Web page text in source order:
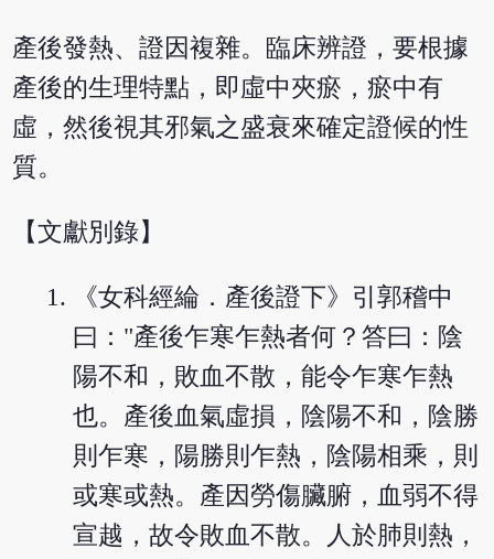
產後發熱、證因複雜。臨床辨證，要根據
產後的生理特點，即虛中夾瘀，瘀中有
虛，然後視其邪氣之盛衰來確定證候的性
質。
【文獻別錄】
《女科經綸．產後證下》引郭稽中
曰："產後乍寒乍熱者何？答曰：陰
陽不和，敗血不散，能令乍寒乍熱
也。產後血氣虛損，陰陽不和，陰勝
則乍寒，陽勝則乍熱，陰陽相乘，則
或寒或熱。產因勞傷臟腑，血弱不得
宣越，故令敗血不散。人於肺則熱，